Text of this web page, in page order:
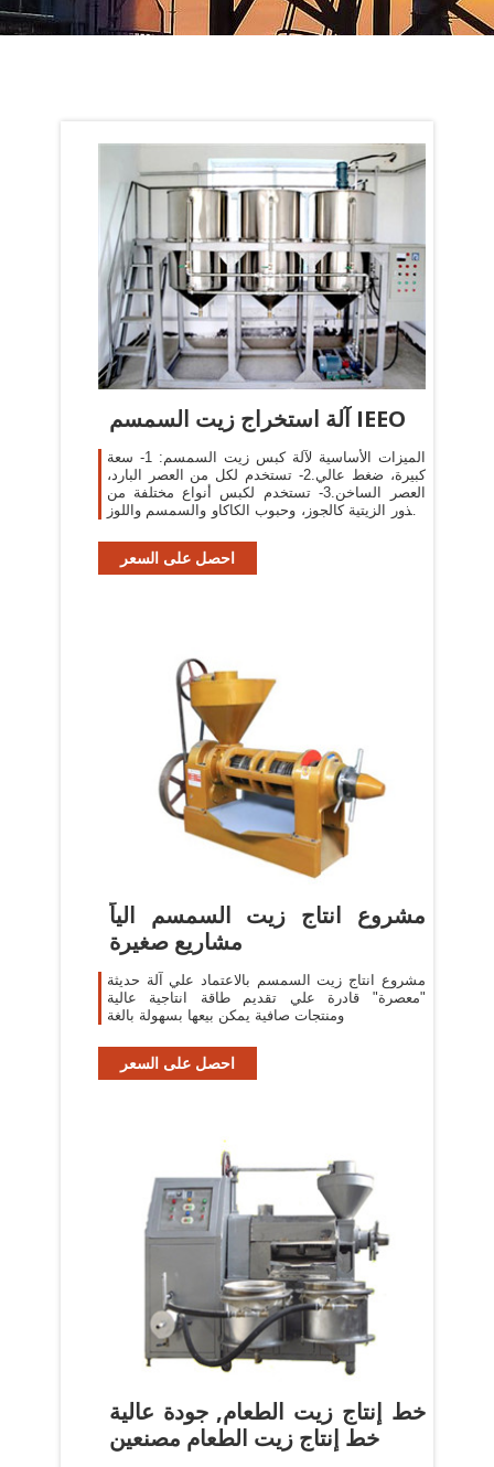
آلة استخراج زيت السمسم IEEO
الميزات الأساسية لآلة كبس زيت السمسم: 1- سعة
كبيرة، ضغط عالي.2- تستخدم لكل من العصر البارد،
العصر الساخن.3- تستخدم لكبس أنواع مختلفة من
البذور الزيتية كالجوز، وحبوب الكاكاو والسمسم واللوز
احصل على السعر
مشروع انتاج زيت السمسم الياً
مشاريع صغيرة
مشروع انتاج زيت السمسم بالاعتماد علي آلة حديثة
"معصرة" قادرة علي تقديم طاقة انتاجية عالية
ومنتجات صافية يمكن بيعها بسهولة بالغة
احصل على السعر
خط إنتاج زيت الطعام, جودة عالية
خط إنتاج زيت الطعام مصنعين